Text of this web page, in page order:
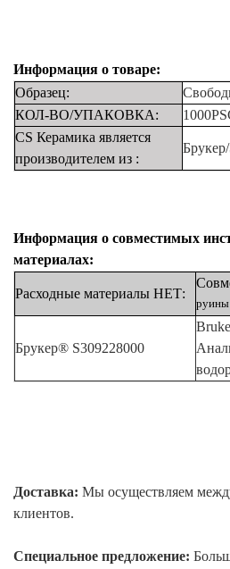
Информация о товаре:
Образец:
КОЛ-ВО/УПАКОВКА:
CS Керамика является
производителем из :
Информация о совместимых
материалах:
Расходные материалы НЕТ:
руины
Брукер® S309228000
Доставка: Мы осуществляем
клиентов.
Специальное предложение: